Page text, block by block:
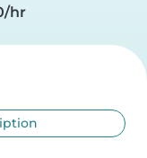
hr